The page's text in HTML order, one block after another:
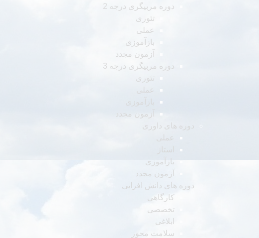
دوره مربیگری درجه 2
تئوری
عملی
بازآموزی
آزمون مجدد
دوره مربیگری درجه 3
تئوری
عملی
بازآموزی
آزمون مجدد
دوره های داوری
عملی
استاژ
بازآموزی
آزمون مجدد
دوره های دانش افزایی
کارگاهی
تخصصی
ابلاغی
سلامت محور